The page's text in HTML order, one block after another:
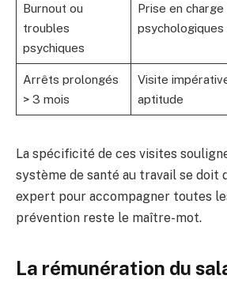
Burnout ou
troubles
psychiques
Prise en
psychologiques
Arrêts prolongés
> 3 mois
Visite
aptitude
La spécificité de ces visites
système de santé au travail se doit
expert pour accompagner toutes
prévention reste le maître-mot.
La rémunération du